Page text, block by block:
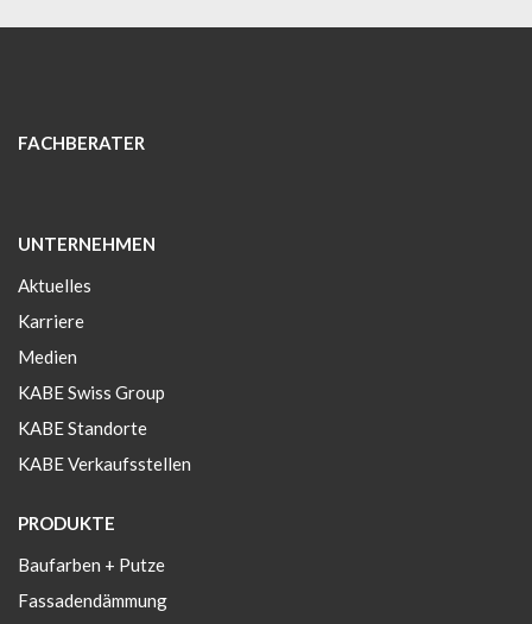
FACHBERATER
UNTERNEHMEN
Aktuelles
Karriere
Medien
KABE Swiss Group
KABE Standorte
KABE Verkaufsstellen
PRODUKTE
Baufarben + Putze
Fassadendämmung